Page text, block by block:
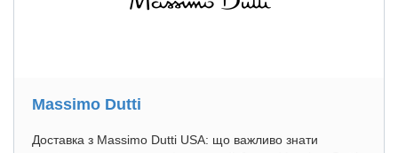
Massimo Dutti
Доставка з Massimo Dutti USA: що важливо знати